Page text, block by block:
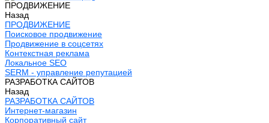
ПРОДВИЖЕНИЕ
Назад
ПРОДВИЖЕНИЕ
Поисковое продвижение
Продвижение в соцсетях
Контекстная реклама
Локальное SEO
SERM - управление репутацией
РАЗРАБОТКА САЙТОВ
Назад
РАЗРАБОТКА САЙТОВ
Интернет-магазин
Корпоративный сайт